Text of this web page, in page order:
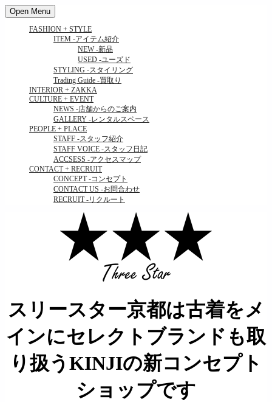
Open Menu
FASHION + STYLE
ITEM -アイテム紹介
NEW-新品
USED -ユーズド
STYLING -スタイリング
Trading Guide -買取り
INTERIOR + ZAKKA
CULTURE + EVENT
NEWS -店舗からのご案内
GALLERY -レンタルスペース
PEOPLE + PLACE
STAFF -スタッフ紹介
STAFF VOICE -スタッフ日記
ACCSESS -アクセスマップ
CONTACT + RECRUIT
CONCEPT-コンセプト
CONTACT US -お問合わせ
RECRUIT-リクルート
スリースター京都は古着をメ
インにセレクトブランドも取
り扱うKINJIの新コンセプト
ショップです